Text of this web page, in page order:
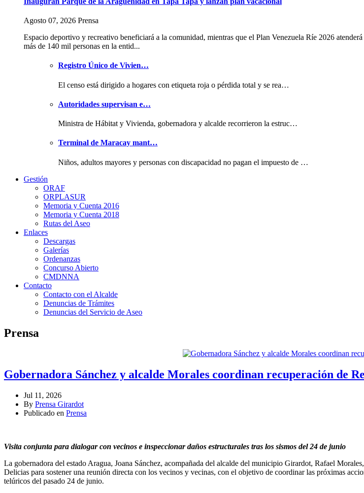
Agosto 07, 2026 Prensa
Espacio deportivo y recreativo beneficiará a la comunidad, mientras que el Plan Venezuela Ríe 2026 atenderá
más de 140 mil personas en la entid...
Registro Único de Vivien…
El censo está dirigido a hogares con etiqueta roja o pérdida total y se rea…
Autoridades supervisan e…
Ministra de Hábitat y Vivienda, gobernadora y alcalde recorrieron la estruc…
Terminal de Maracay mant…
Niños, adultos mayores y personas con discapacidad no pagan el impuesto de …
Gestión
ORAF
ORPLASUR
Memoria y Cuenta 2016
Memoria y Cuenta 2018
Rutas del Aseo
Enlaces
Descargas
Galerías
Ordenanzas
Concurso Abierto
CMDNNA
Contacto
Contacto con el Alcalde
Denuncias de Trámites
Denuncias del Servicio de Aseo
Prensa
Gobernadora Sánchez y alcalde Morales coordinan recuperación de
Jul 11, 2026
By Prensa Girardot
Publicado en Prensa
Visita conjunta para dialogar con vecinos e inspeccionar daños estructurales tras los sismos del 24 de junio
La gobernadora del estado Aragua, Joana Sánchez, acompañada del alcalde del municipio Girardot, Rafael
Delicias para sostener una reunión directa con los vecinos y vecinas, con el objetivo de coordinar las próximas
telúricos del pasado 24 de junio.